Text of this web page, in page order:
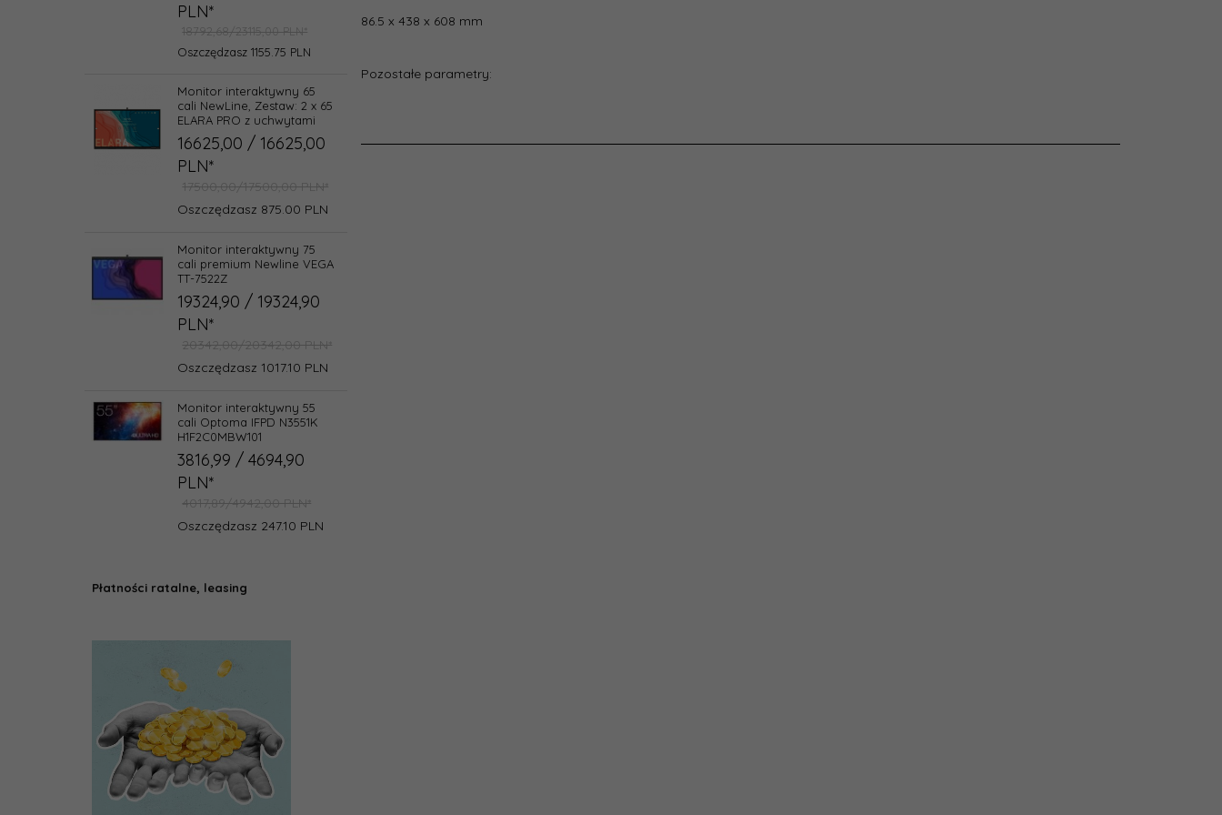
PLN*
18792,68/23115,00 PLN*
Oszczędzasz 1155.75 PLN
Monitor interaktywny 65
cali NewLine, Zestaw: 2 x 65
ELARA PRO z uchwytami
16625,00 / 16625,00
PLN*
17500,00/17500,00 PLN*
Oszczędzasz 875.00 PLN
Monitor interaktywny 75
cali premium Newline VEGA
TT-7522Z
19324,90 / 19324,90
PLN*
20342,00/20342,00 PLN*
Oszczędzasz 1017.10 PLN
Monitor interaktywny 55
cali Optoma IFPD N3551K
H1F2C0MBW101
3816,99 / 4694,90
PLN*
4017,89/4942,00 PLN*
Oszczędzasz 247.10 PLN
Płatności ratalne, leasing
86.5 x 438 x 608 mm
Pozostałe parametry: